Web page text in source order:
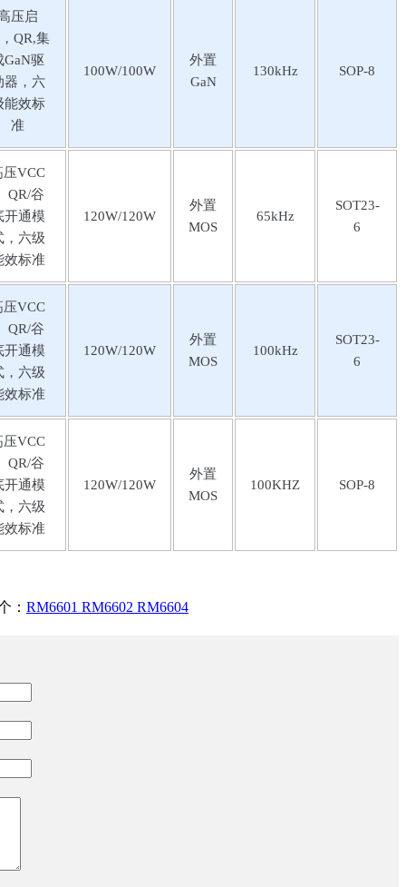
压启
QR,集
GaN驱
器，六
能效标
准
100W/100W
外置
GaN
130kHz SOP-8
压VCC
QR/⾕
开通模
，六级
效标准
120W/120W
外置
MOS
65kHz
SOT23-
6
压VCC
QR/⾕
开通模
，六级
效标准
120W/120W
外置
MOS
100kHz
SOT23-
6
压VCC
QR/⾕
开通模
，六级
效标准
120W/120W
外置
MOS
100KHZ SOP-8
： RM6601 RM6602 RM6604